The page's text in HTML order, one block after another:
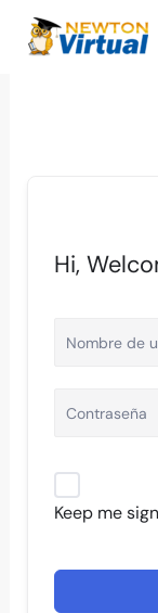
Hi,
Keep me